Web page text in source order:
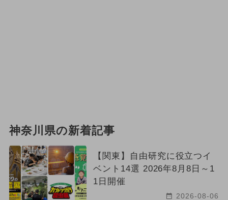
神奈川県の新着記事
【関東】自由研究に役立つイ
ベント14選 2026年8月8日～1
1日開催
2026-08-06